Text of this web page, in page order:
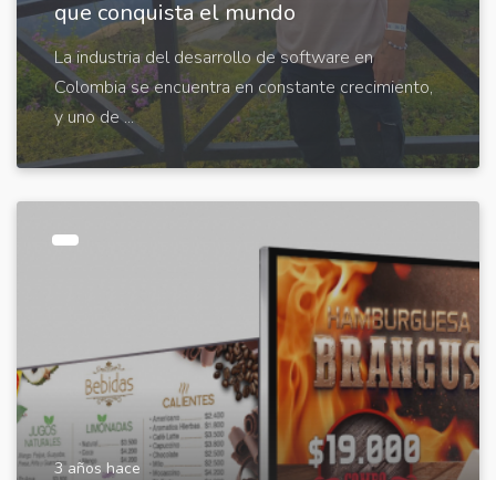
que conquista el mundo
La industria del desarrollo de software en
Colombia se encuentra en constante crecimiento,
y uno de ...
3 años hace